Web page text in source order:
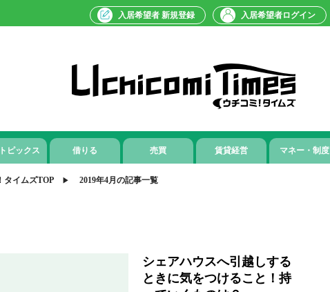
ピックス 借りる 売買 賃貸経営 マネー・制度
タイムズTOP 2019年4月の記事一覧
シェアハウスへ引越しする
ときに気をつけること！持
入居希望者 新規登録 入居希望者ログイン